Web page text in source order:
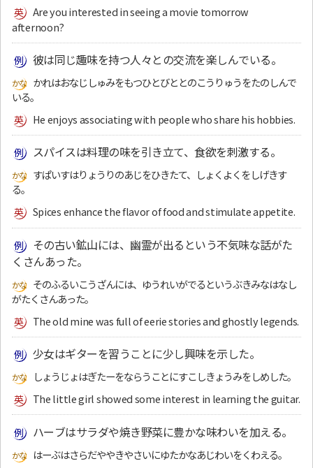
Are you interested in seeing a movie tomorrow
afternoon?
彼は同じ趣味を持つ人々との交流を楽しんでいる。
かれはおなじしゅみをもつひとびととのこうりゅうをたのしんで
いる。
He enjoys associating with people who share his hobbies.
スパイスは料理の味を引き立て、食欲を刺激する。
すぱいすはりょうりのあじをひきたて、しょくよくをしげきす
る。
Spices enhance the flavor of food and stimulate appetite.
その古い鉱山には、幽霊が出るという不気味な話がた
くさんあった。
そのふるいこうざんには、ゆうれいがでるというぶきみなはなし
がたくさんあった。
The old mine was full of eerie stories and ghostly legends.
少女はギターを習うことに少し興味を示した。
しょうじょはぎたーをならうことにすこしきょうみをしめした。
The little girl showed some interest in learning the guitar.
ハーブはサラダや焼き野菜に豊かな味わいを加える。
はーぶはさらだややきやさいにゆたかなあじわいをくわえる。